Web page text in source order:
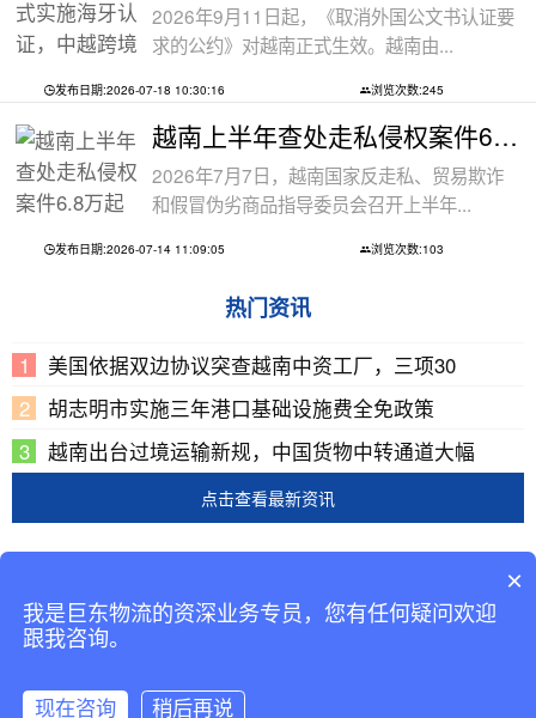
2026年9月11日起，《取消外国公文书认证要
求的公约》对越南正式生效。越南由...
发布日期:2026-07-18 10:30:16 浏览次数:245
越南上半年查处走私侵权案件6.8万起
2026年7月7日，越南国家反走私、贸易欺诈
和假冒伪劣商品指导委员会召开上半年...
发布日期:2026-07-14 11:09:05 浏览次数:103
热门资讯
美国依据双边协议突查越南中资工厂，三项30
胡志明市实施三年港口基础设施费全免政策
越南出台过境运输新规，中国货物中转通道大幅
点击查看最新资讯
版权所有
备案号： 粤ICP备13069001号-2
×
我是巨东物流的资深业务专员，您有任何疑问欢迎
跟我咨询。
现在咨询 稍后再说